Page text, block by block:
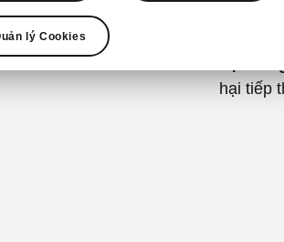
.
đa va
hệ
hại tiếp
lý Cookies